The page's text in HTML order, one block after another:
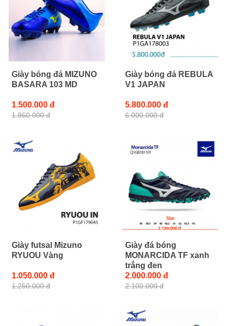
Giày bóng đá MIZUNO
BASARA 103 MD
1.500.000 đ
1.860.000 đ
Giày bóng đá REBULA
V1 JAPAN
5.800.000 đ
6.000.000 đ
Giày futsal Mizuno
RYUOU Vàng
1.050.000 đ
1.250.000 đ
Giày đá bóng
MONARCIDA TF xanh
trắng đen
2.000.000 đ
2.100.000 đ